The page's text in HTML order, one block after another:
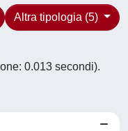
Altra tipologia (5)
0.013 secondi).